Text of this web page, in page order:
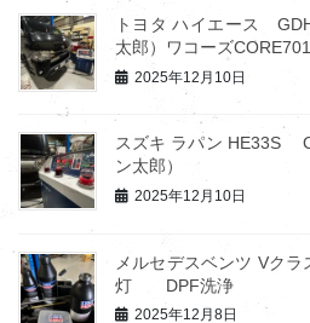
トヨタ ハイエース
太郎）ワコーズ
2025年12月10日
スズキ ラパン HE33S
ン太郎）
2025年12月10日
メルセデスベンツ Vク
灯 DPF洗浄
2025年12月8日